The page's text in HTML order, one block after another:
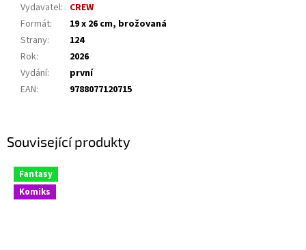
Související produkty
Fantasy
Komiks
Vydavatel: CREW
Formát:
19 x 26 cm, brožovaná
Strany:
124
Rok:
2026
Vydání:
první
EAN: 9788077120715